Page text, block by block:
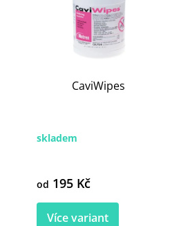
CaviWipes
skladem
od 195 Kč
Více variant